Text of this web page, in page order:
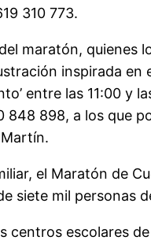
310 773.
maratón,
inspirada
entre las 11:00
848 898, a los que
el Maratón de
siete mil personas
centros escolares